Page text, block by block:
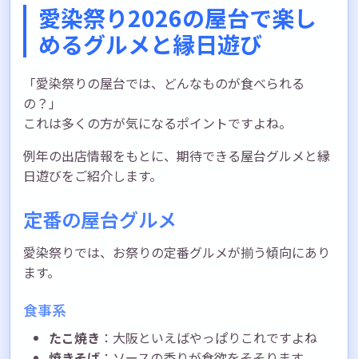
愛染祭り2026の屋台で楽し
めるグルメと縁日遊び
「愛染祭りの屋台では、どんなものが食べられる
の？」
これは多くの方が気になるポイントですよね。
例年の出店情報をもとに、期待できる屋台グルメと縁
日遊びをご紹介します。
定番の屋台グルメ
愛染祭りでは、お祭りの定番グルメが揃う傾向にあり
ます。
食事系
たこ焼き ：大阪といえばやっぱりこれですよね